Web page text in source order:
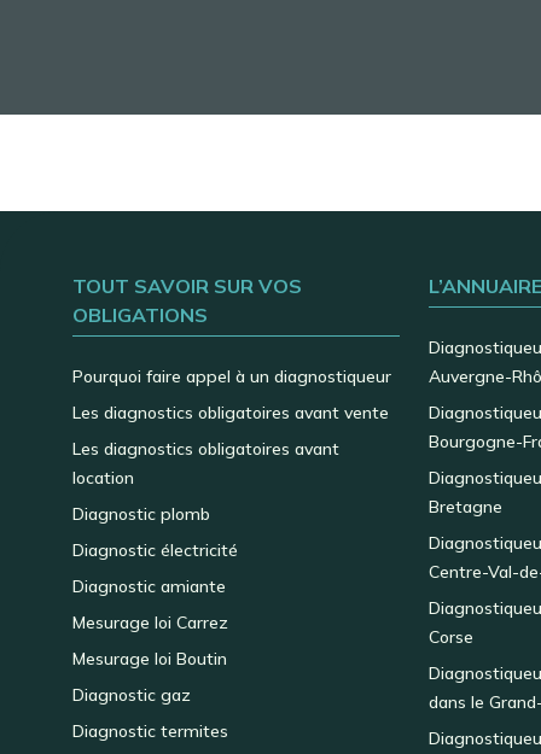
TOUT SAVOIR SUR VOS
OBLIGATIONS
Pourquoi faire appel à un diagnostiqueur
Les diagnostics obligatoires avant vente
Les diagnostics obligatoires avant
location
Diagnostic plomb
Diagnostic électricité
Diagnostic amiante
Mesurage loi Carrez
Mesurage loi Boutin
Diagnostic gaz
Diagnostic termites
Auvergne-
Bourgogne-
Bretagne
Centre-Val-
Corse
dans le